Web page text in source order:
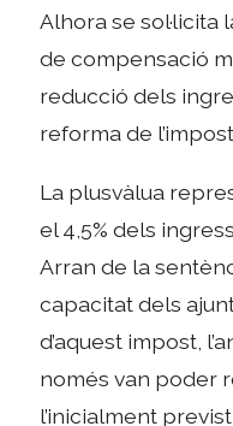
Alhora se sol·licita
de compensació
reducció dels
reforma de
La plusvàlua
el 4,5% dels
Arran de la
capacitat dels
d’aquest impost,
només van poder
l’inicialment